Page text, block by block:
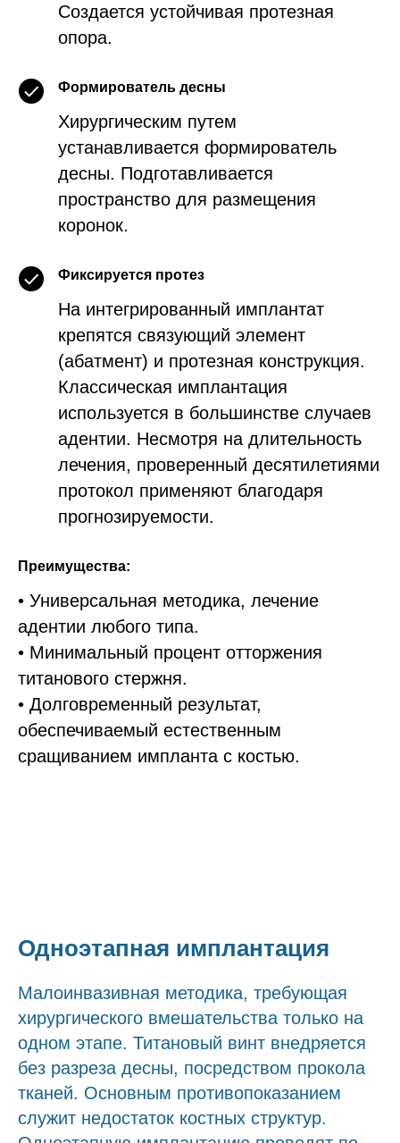
Создается устойчивая протезная
опора.
Формирователь десны
Хирургическим путем
устанавливается формирователь
десны. Подготавливается
пространство для размещения
коронок.
Фиксируется протез
На интегрированный имплантат
крепятся связующий элемент
(абатмент) и протезная конструкция.
Классическая имплантация
используется в большинстве случаев
адентии. Несмотря на длительность
лечения, проверенный десятилетиями
протокол применяют благодаря
прогнозируемости.
Преимущества:
• Универсальная методика, лечение
адентии любого типа.
• Минимальный процент отторжения
титанового стержня.
• Долговременный результат,
обеспечиваемый естественным
сращиванием импланта с костью.
Одноэтапная имплантация
Малоинвазивная методика, требующая
хирургического вмешательства только на
одном этапе. Титановый винт внедряется
без разреза десны, посредством прокола
тканей. Основным противопоказанием
служит недостаток костных структур.